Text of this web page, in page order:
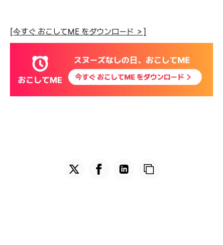
[今すぐ おこしてME をダウンロード ＞]